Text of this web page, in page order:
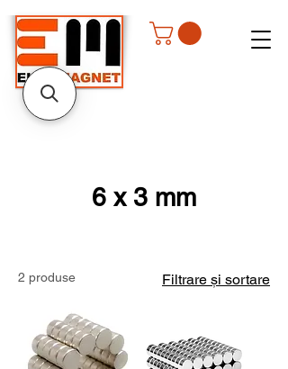
6 x 3 mm
2 produse Filtrare și sortare